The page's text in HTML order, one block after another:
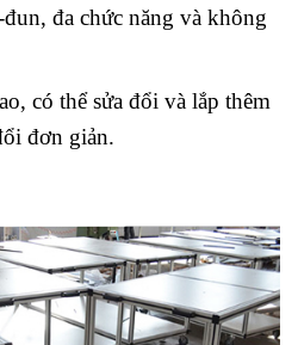
đa chức năng và không
có thể sửa đổi và lắp thêm
đơn giản.